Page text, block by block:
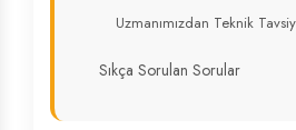
Uzmanımızdan Teknik
Sıkça Sorulan Sorular